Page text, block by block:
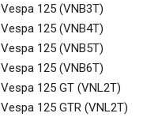
Vespa 125 (VNB3T)
Vespa 125 (VNB4T)
Vespa 125 (VNB5T)
Vespa 125 (VNB6T)
Vespa 125 GT (VNL2T)
Vespa 125 GTR (VNL2T)